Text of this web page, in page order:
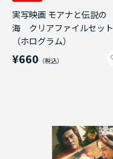
実写映画 モアナと伝説の
海 クリアファイルセット
（ホログラム）
¥660